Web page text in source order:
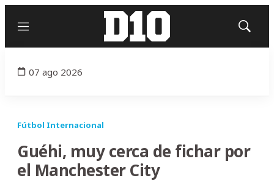
Menú
Mostrar
07 ago 2026
Fútbol Internacional
Guéhi, muy cerca de fichar por
el Manchester City